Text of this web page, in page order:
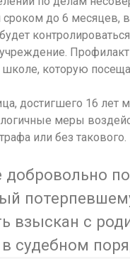
сроком до 6 месяцев, в
школе, которую
достигшего 16 лет
меры
или без такового.
добровольно
взыскан с
судебном